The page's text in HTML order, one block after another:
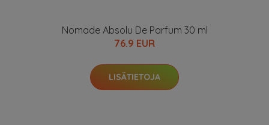
Nomade Absolu De Parfum 30 ml
76.9 EUR
LISÄTIETOJA